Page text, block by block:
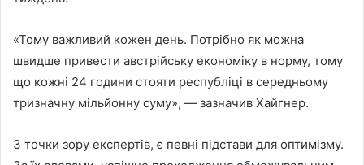
«Тому важливий кожен день. Потрібно як можна
швидше привести австрійську економіку в норму, тому
що кожні 24 години стояти республіці в середньому
тризначну мільйонну суму», — зазначив Хайгнер.
З точки зору експертів, є певні підстави для оптимізму.